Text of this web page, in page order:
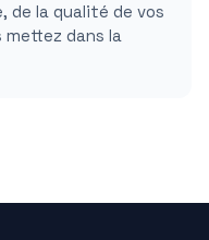
de la qualité de vos
dans la